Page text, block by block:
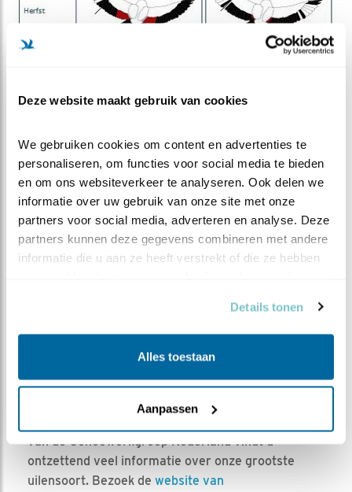
Deze website maakt gebruik van cookies
We gebruiken cookies om content en advertenties te
personaliseren, om functies voor social media te bieden
en om ons websiteverkeer te analyseren. Ook delen we
informatie over uw gebruik van onze site met onze
partners voor social media, adverteren en analyse. Deze
partners kunnen deze gegevens combineren met andere
informatie die u aan ze heeft verstrekt of die ze hebben
Details tonen
Alles toestaan
Aanpassen
raakt u wel zo geboeid dat u de oehoe wilt helpen
beschermen door donateur te worden. Bovendien
blijft u dan op de hoogte van het wel en wee van de
van de Oehoewerkgroep Nederland vindt u
ontzettend veel informatie over onze grootste
uilensoort. Bezoek de website van